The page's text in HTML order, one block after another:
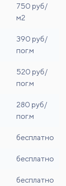
750 руб/
м2
390 руб/
пог.м
520 руб/
пог.м
280 руб/
пог.м
бесплатно
бесплатно
бесплатно